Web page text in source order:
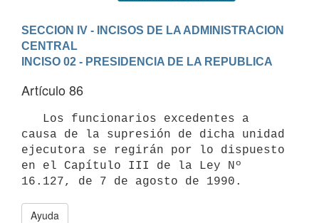
SECCION IV - INCISOS DE LA ADMINISTRACION
CENTRAL
INCISO 02 - PRESIDENCIA DE LA REPUBLICA
Artículo 86
causa de la supresión de dicha unidad
ejecutora se regirán por lo dispuesto
en el Capítulo III de la Ley Nº
Ayuda